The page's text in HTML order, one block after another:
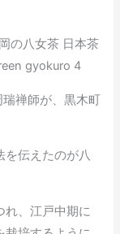
禅師が、黒木町
を伝えたのが八
れ、江戸中期に